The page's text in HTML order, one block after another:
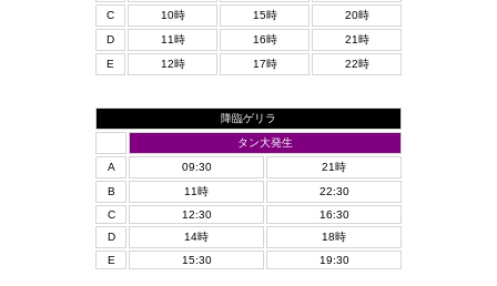
C
10時 15時
20時
D
11時 16時
21時
E
12時 17時 22時
降臨ゲリラ
タン大発生
A
09:30
21時
B
11時
22:30
C
12:30
16:30
D
14時
18時
E
15:30 19:30